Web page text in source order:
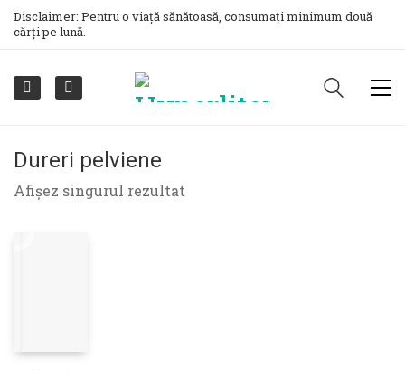
Disclaimer: Pentru o viață sănătoasă, consumați minimum două
cărți pe lună.
Dureri pelviene
Afișez singurul rezultat